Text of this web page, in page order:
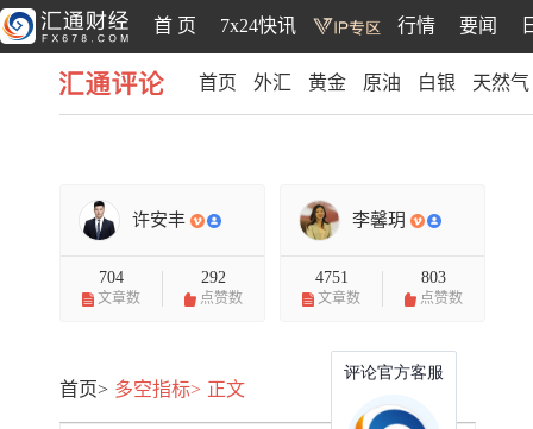
首 页 7x24快讯 行情 要闻
首页 外汇 黄金 原油 白银 天然气
许安丰
704
文章数
292
点赞数
李馨玥
4751
文章数
803
点赞数
首页> 多空指标> 正文